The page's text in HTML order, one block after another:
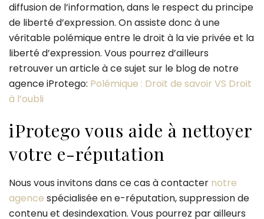
diffusion de l’information, dans le respect du principe
de liberté d’expression. On assiste donc à une
véritable polémique entre le droit à la vie privée et la
liberté d’expression. Vous pourrez d’ailleurs
retrouver un article à ce sujet sur le blog de notre
agence iProtego: Polémique : Droit de savoir VS Droit
à l’oubli
iProtego vous aide à nettoyer
votre e-réputation
Nous vous invitons dans ce cas à contacter notre
agence spécialisée en e-réputation, suppression de
contenu et desindexation. Vous pourrez par ailleurs